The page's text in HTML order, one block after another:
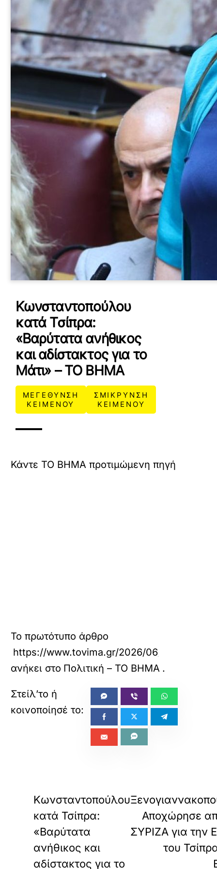
Κωνσταντοπούλου
κατά Τσίπρα:
«Βαρύτατα ανήθικος
και αδίστακτος για το
Μάτι» – ΤΟ ΒΗΜΑ
ΜΕΓΕΘΥΝΣΗ
ΚΕΙΜΕΝΟΥ
ΣΜΙΚΡΥΝΣΗ
ΚΕΙΜΕΝΟΥ
Κάντε TO BHMA προτιμώμενη πηγή
Το πρωτότυπο άρθρο
https://www.tovima.gr/2026/06/29/
ανήκει στο Πολιτική – ΤΟ ΒΗΜΑ .
Κωνσταντοπούλου
κατά Τσίπρα:
«Βαρύτατα
ανήθικος και
αδίστακτος για το
Αποχώρησε
ΣΥΡΙΖΑ για την
του